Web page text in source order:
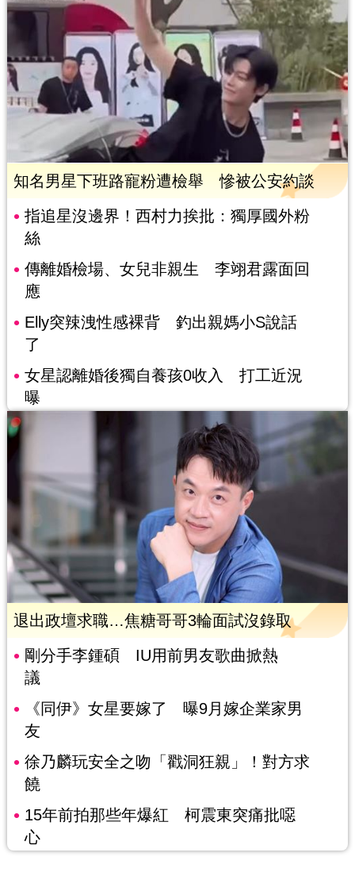
知名男星下班路寵粉遭檢舉 慘被公安約談
指追星沒邊界！西村力挨批：獨厚國外粉
絲
傳離婚檢場、女兒非親生 李翊君露面回
應
Elly突辣洩性感裸背 釣出親媽小S說話
了
女星認離婚後獨自養孩0收入 打工近況
曝
退出政壇求職…焦糖哥哥3輪面試沒錄取
剛分手李鍾碩 IU用前男友歌曲掀熱
議
《同伊》女星要嫁了 曝9月嫁企業家男
友
徐乃麟玩安全之吻「戳洞狂親」！對方求
饒
15年前拍那些年爆紅 柯震東突痛批噁
心